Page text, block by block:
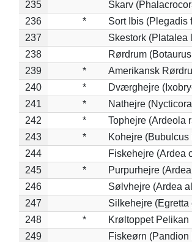
235
Skarv
236
*
Sort Ibis (Plegadis
237
Skestork (Platalea
238
Rørdrum
239
*
Amerikansk
240
*
Dværghejre
241
*
Nathejre
242
*
Tophejre (Ardeola
243
*
Kohejre (Bubulcus
244
Fiskehejre (Ardea
245
*
Purpurhejre
246
Sølvhejre (Ardea
247
Silkehejre (Egretta
248
*
Krøltoppet
249
Fiskeørn (Pandion